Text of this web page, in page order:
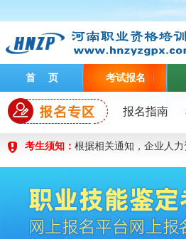
首 页 考试报名
报名指南
加入推广
考生须知： 根据相关通知，企业人